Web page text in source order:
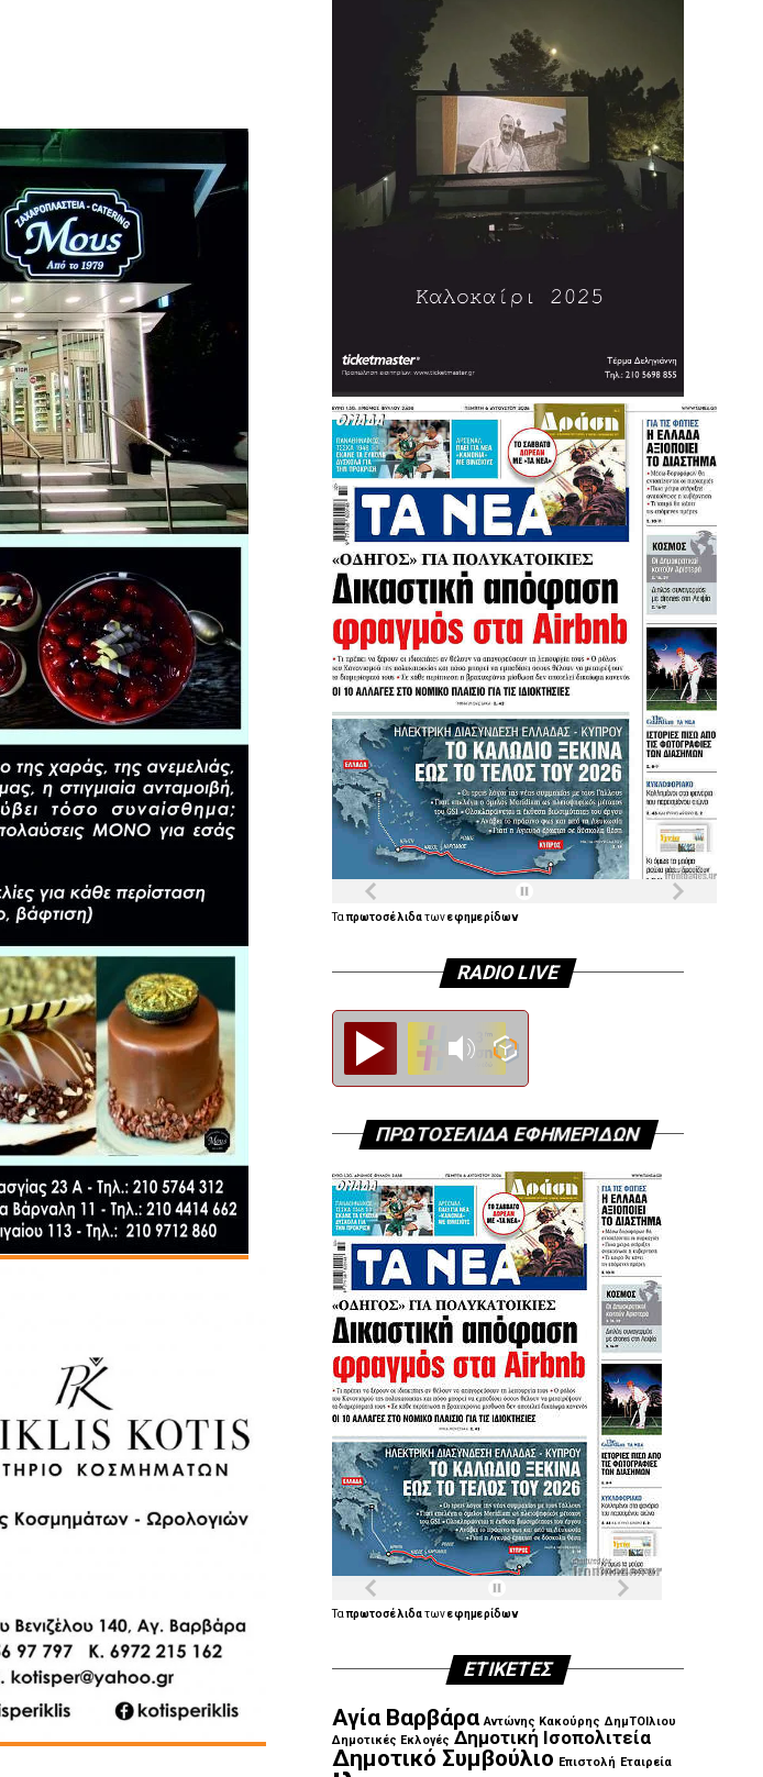
Ταπρωτοσέλιδατωνεφημερίδων
RADIO LIVE
ΠΡΩΤΟΣΕΛΙΔΑ ΕΦΗΜΕΡΙΔΩΝ
Ταπρωτοσέλιδατωνεφημερίδων
ΕΤΙΚΈΤΕΣ
Αγία Βαρβάρα Αντώνης Κακούρης ΔημΤΟΙλιου
Δημοτικές Εκλογές Δημοτική Ισοπολιτεία
Δημοτικό Συμβούλιο Επιστολή Εταιρεία